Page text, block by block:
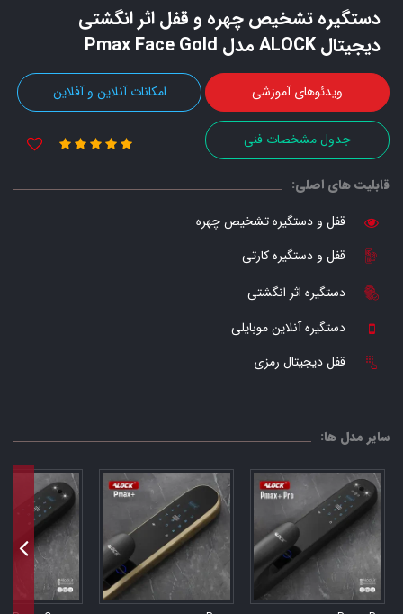
دستگیره تشخیص چهره و قفل اثر انگشتی
دیجیتال ALOCK مدل Pmax Face Gold
ویدئوهای آموزشی امکانات آنلاین و آفلاین
جدول مشخصات فنی
قابلیت های اصلی:
قفل و دستگیره تشخیص چهره
قفل و دستگیره کارتی
دستگیره اثر انگشتی
دستگیره آنلاین موبایلی
قفل دیجیتال رمزی
سایر مدل ها: